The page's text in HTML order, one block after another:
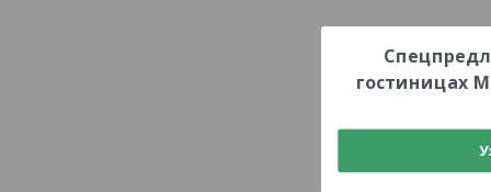
гостиницах